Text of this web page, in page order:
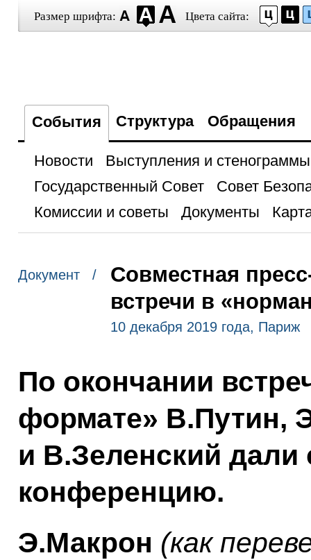
Размер шрифта: Цвета сайта:
События Структура Обращения
Новости
Выступления и стенограммы
Государственный Совет
Совет
Комиссии и советы
Документы
Документ /
Совместная
встречи в
10 декабря 2019 года, Париж
По окончании
формате» В.Путин,
и В.Зеленский дали
конференцию.
Э.Макрон (как